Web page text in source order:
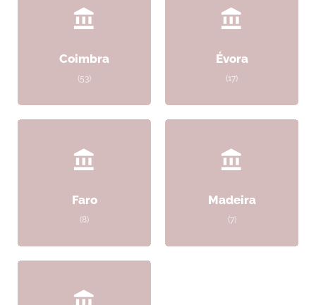
Coimbra
(53)
Évora
(17)
Faro
(8)
Madeira
(7)